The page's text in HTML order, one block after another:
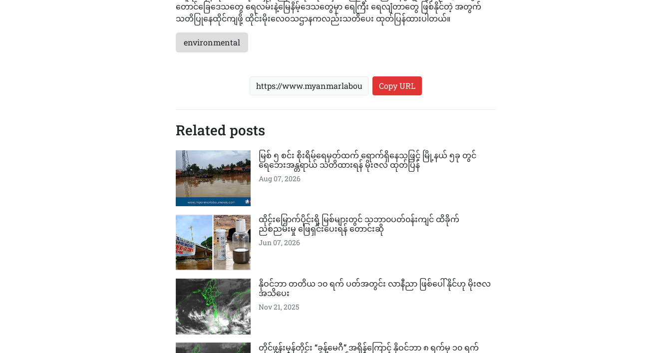
တောင်ခြေဒေသတွေ ရေလမ်းနဲ့မြေနိမ့်ဒေသတွေမှာ ရေကြီး ရေလျံတာတွေ ဖြစ်နိုင်တဲ့ အတွက်
သတိပြုနေထိုင်ကျဖို့ ထိုင်းမိုးလေဝသဌာနကလည်းသတိပေး ထုတ်ပြန်ထားပါတယ်။
environmental
Copy URL
Related posts
မြစ် ၅ စင်း စိုးရိမ်ရေမှတ်ထက် ရောက်ရှိနေသဖြင့် မြို့နယ် ၅ခု တွင်
ရေဘေးအန္တရာယ် သတိထားရန် မိုးဇလ ထုတ်ပြန်
Aug 07, 2026
ထိုင်းမြောက်ပိုင်းရှိ မြစ်များတွင် သဘာ၀ပတ်၀န်းကျင် ထိခိုက်
ညစ်ညမ်းမှု ​ဖြေရှင်း​ပေးရန် ​တောင်းဆို
Jun 07, 2026
နိုဝင်ဘာ တတိယ ၁၀ ရက် ပတ်အတွင်း လာနီညာ ဖြစ်ပေါ် နိုင်ဟု မိုးဇလ
အသိပေး
Nov 21, 2025
တိုင်ဖွန်းမုန်တိုင်း “ခန့်မေဂီ” အရှိန်ကြောင့် နိုဝင်ဘာ ၈ ရက်မှ ၁၀ ရက်